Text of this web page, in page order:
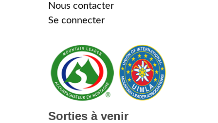
Nous contacter
Se connecter
Sorties à venir